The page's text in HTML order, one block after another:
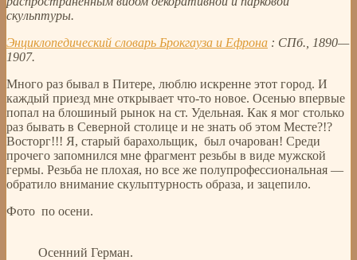
скульптуры.
Энциклопедический словарь Брокгауза и Ефрона : СПб., 1890—
1907.
Много раз бывал в Питере, люблю искренне этот город. И
каждый приезд мне открывает что-то новое. Осенью впервые
попал на блошиный рынок на ст. Удельная. Как я мог столько
раз бывать в Северной столице и не знать об этом Месте?!?
Восторг!!! Я, старый барахольщик, был очарован! Среди
прочего запомнился мне фрагмент резьбы в виде мужской
гермы. Резьба не плохая, но все же полупрофессиональная —
обратило внимание скульптурность образа, и зацепило.
Фото по осени.
Осенний Герман.